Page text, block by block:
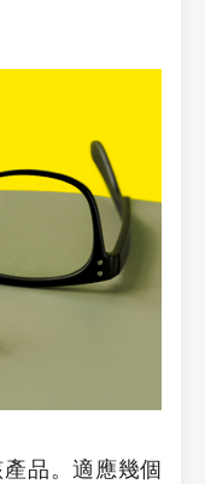
品。適應幾個